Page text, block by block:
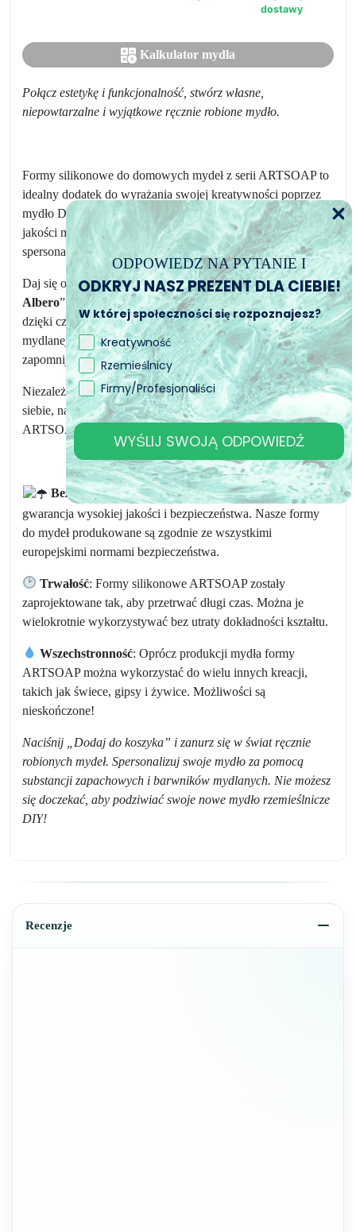
mydło!
dostawy
Kalkulator mydła
Połącz estetykę i funkcjonalność, stwórz własne,
niepowtarzalne i wyjątkowe ręcznie robione mydło.
Formy silikonowe do domowych mydeł z serii ARTSOAP to
idealny dodatek do wyrażania swojej kreatywności poprzez
mydło DIY. Te formy do mydła, wykonane z najwyższej
jakości materiałów, pozwalają na produkcję unikalnych,
spersonalizowanych mydeł, które odzwierciedlają Twój styl.
Daj się oczarować naszej prostokątnej formie“Fantasia
Albero”. Wymiary formy to7,7 x 6,2 x 2,4 cm wysokości,
dzięki czemu idealnie nadaje się do przekształcenia bazy
mydlanej w prawdziwe arcydzieła inspirowane naturą i nie
zapomnij dodać swojego ulubionego zapachu!
Niezależnie od tego, czy chcesz zrobić domowe mydła dla
siebie, na specjalny prezent czy na sprzedaż, formy do mydła
ARTSOAP są dla Ciebie idealnym wyborem!
Bezpieczeństwo: ARTSOAP to włoska marka,
gwarancja wysokiej jakości i bezpieczeństwa. Nasze formy
do mydeł produkowane są zgodnie ze wszystkimi
europejskimi normami bezpieczeństwa.
Trwałość: Formy silikonowe ARTSOAP zostały
zaprojektowane tak, aby przetrwać długi czas. Można je
wielokrotnie wykorzystywać bez utraty dokładności kształtu.
Wszechstronność: Oprócz produkcji mydła formy
ARTSOAP można wykorzystać do wielu innych kreacji,
takich jak świece, gipsy i żywice. Możliwości są
nieskończone!
Naciśnij „Dodaj do koszyka” i zanurz się w świat ręcznie
robionych mydeł. Spersonalizuj swoje mydło za pomocą
substancji zapachowych i barwników mydlanych. Nie możesz
się doczekać, aby podziwiać swoje nowe mydło rzemieślnicze
DIY!
Recenzje
ODPOWIEDZ NA PYTANIE I
ODKRYJ NASZ PREZENT DLA CIEBIE!
W której społeczności się rozpoznajesz?
Kreatywność
Rzemieślnicy
Firmy/Profesjonaliści
WYŚLIJ SWOJĄ ODPOWIEDŹ